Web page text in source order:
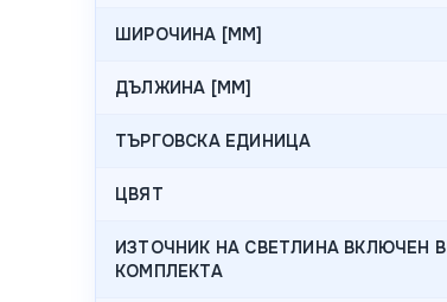
ШИРОЧИНА [MM]
ДЪЛЖИНА [MM]
ТЪРГОВСКА ЕДИНИЦА
ЦВЯТ
ИЗТОЧНИК НА СВЕТЛИНА ВКЛЮЧЕН В
КОМПЛЕКТА